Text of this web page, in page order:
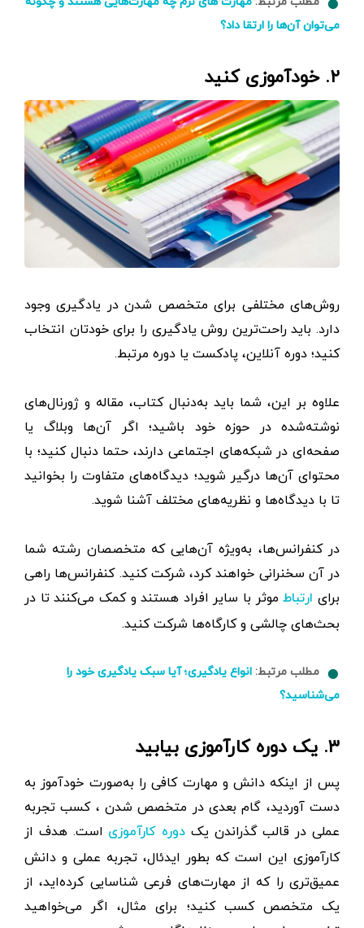
می‌توان آن‌ها را ارتقا داد؟
۲. خودآموزی کنید
روش‌های مختلفی برای متخصص شدن در یادگیری وجود
دارد. باید راحت‌ترین روش یادگیری را برای خودتان انتخاب
کنید؛ دوره آنلاین، پادکست یا دوره مرتبط.
علاوه بر این، شما باید به‌دنبال کتاب، مقاله و ژورنال‌های
نوشته‌شده در حوزه خود باشید؛ اگر آن‌ها وبلاگ یا
صفحه‌ای در شبکه‌های اجتماعی دارند، حتما دنبال کنید؛ با
محتوای آن‌ها درگیر شوید؛ دیدگاه‌های متفاوت را بخوانید
تا با دیدگاه‌ها و نظریه‌های مختلف آشنا شوید.
در کنفرانس‌ها، به‌ویژه آن‌هایی که متخصصان رشته شما
در آن سخنرانی خواهند کرد، شرکت کنید. کنفرانس‌ها راهی
برای ارتباطموثر با سایر افراد هستند و کمک می‌کنند تا در
بحث‌های چالشی و کارگاه‌ها شرکت کنید.
مطلب مرتبط: انواع یادگیری؛ آیا سبک یادگیری خود را
می‌شناسید؟
۳. یک دوره کارآموزی بیابید
پس از اینکه دانش و مهارت کافی را به‌صورت خودآموز به
دست آوردید، گام بعدی در متخصص شدن ، کسب تجربه
عملی در قالب گذراندن یک دوره کارآموزی است. هدف از
کارآموزی این است که بطور ایدئال، تجربه عملی و دانش
عمیق‌تری را که از مهارت‌های فرعی شناسایی کرده‌اید، از
یک متخصص کسب کنید؛ برای مثال، اگر می‌خواهید